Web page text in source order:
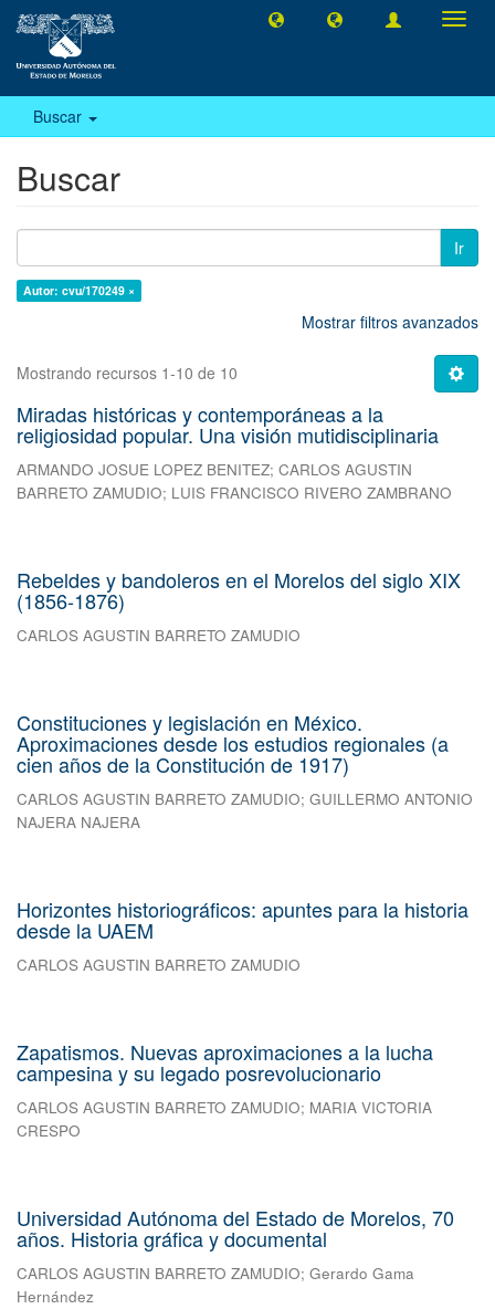
Buscar
Buscar
Ir
Autor: cvu/170249 ×
Mostrar filtros avanzados
Mostrando recursos 1-10 de 10
Miradas históricas y contemporáneas a la
religiosidad popular. Una visión mutidisciplinaria
ARMANDO JOSUE LOPEZ BENITEZ; CARLOS AGUSTIN
BARRETO ZAMUDIO; LUIS FRANCISCO RIVERO ZAMBRANO
Rebeldes y bandoleros en el Morelos del siglo XIX
(1856-1876)
CARLOS AGUSTIN BARRETO ZAMUDIO
Constituciones y legislación en México.
Aproximaciones desde los estudios regionales (a
cien años de la Constitución de 1917)
CARLOS AGUSTIN BARRETO ZAMUDIO; GUILLERMO ANTONIO
NAJERA NAJERA
Horizontes historiográficos: apuntes para la historia
desde la UAEM
CARLOS AGUSTIN BARRETO ZAMUDIO
Zapatismos. Nuevas aproximaciones a la lucha
campesina y su legado posrevolucionario
CARLOS AGUSTIN BARRETO ZAMUDIO; MARIA VICTORIA
CRESPO
Universidad Autónoma del Estado de Morelos, 70
años. Historia gráfica y documental
CARLOS AGUSTIN BARRETO ZAMUDIO; Gerardo Gama
Hernández